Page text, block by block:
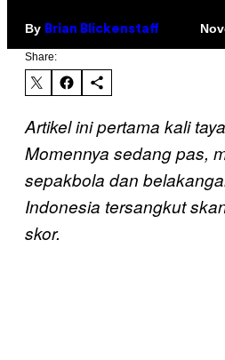
By Brian Blickenstaff
Share:
Artikel ini pertama kali
Momennya sedang pas,
sepakbola dan
Indonesia tersangkut
skor.